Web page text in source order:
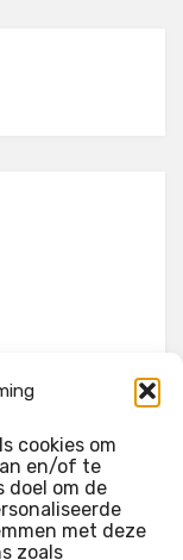
cookies om
en/of te
doel om de
met deze
zoals